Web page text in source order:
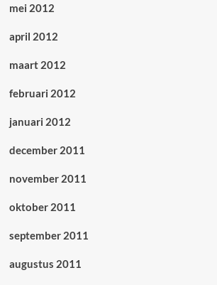
mei 2012
april 2012
maart 2012
februari 2012
januari 2012
december 2011
november 2011
oktober 2011
september 2011
augustus 2011